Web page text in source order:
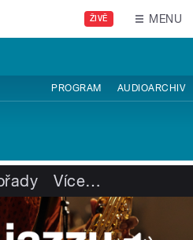
ŽIVĚ MENU
PROGRAM AUDIOARCHIV
Více…